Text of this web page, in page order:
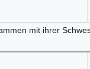
mit ihrer